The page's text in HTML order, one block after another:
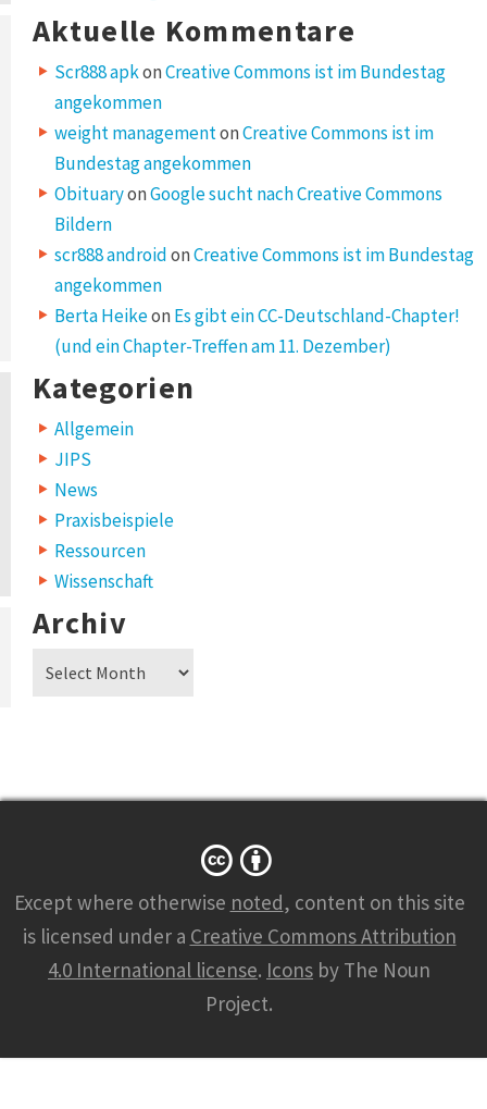
Aktuelle Kommentare
Scr888 apkonCreative Commons ist im Bundestag
angekommen
weight managementonCreative Commons ist im
Bundestag angekommen
ObituaryonGoogle sucht nach Creative Commons
Bildern
scr888 androidonCreative Commons ist im Bundestag
angekommen
Berta Heikeon Es gibt ein CC-Deutschland-Chapter!
(und ein Chapter-Treffen am 11. Dezember)
Kategorien
Allgemein
JIPS
News
Praxisbeispiele
Ressourcen
Wissenschaft
Archiv
Archiv
Except where otherwise noted, content on this site
is licensed under a Creative Commons Attribution
4.0 International license. Icons by The Noun
Project.